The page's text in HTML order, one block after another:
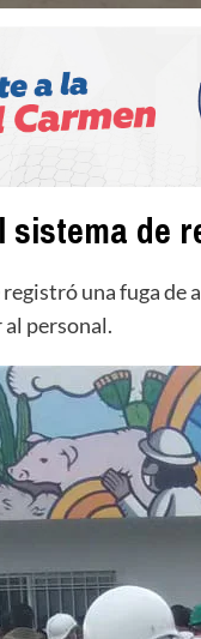
sistema de
una fuga de
al personal.